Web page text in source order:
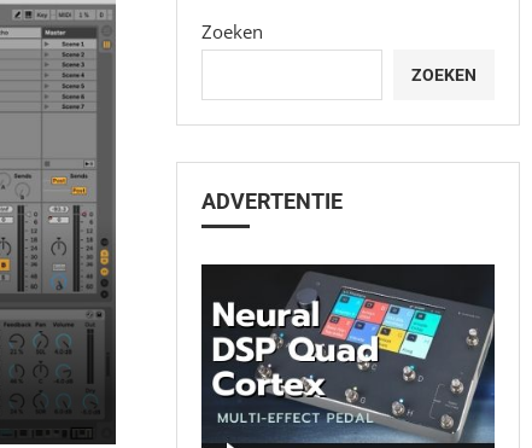
Zoeken
ZOEKEN
ADVERTENTIE